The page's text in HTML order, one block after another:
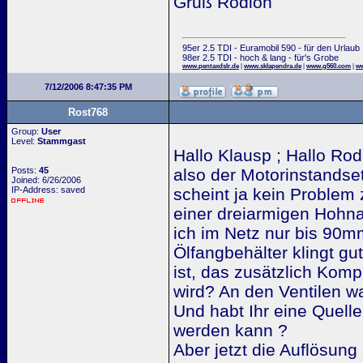
95er 2.5 TDI - Euramobil 590 - für den Urlaub
98er 2.5 TDI - hoch & lang - für's Grobe
www.pentaxdslr.de www.sklapendra.de www.g560.com
7/12/2006 8:47:35 PM
Rost768
Group: User
Level: Stammgast
Posts: 45
Joined: 6/26/2006
IP-Address: saved
Hallo Klausp ; Hallo
also der
scheint ja kein Problem
einer dreiarmigen
ich im Netz nur bis
Ölfangbehälter klingt
ist, das zusätzlich
wird? An den Ventilen
Und habt Ihr eine
werden kann ?
Aber jetzt die